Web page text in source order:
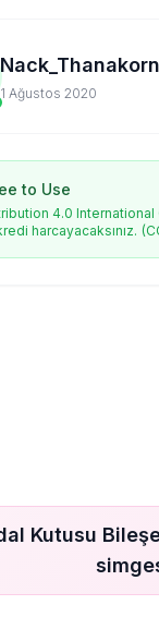
1 Ağustos 2020
to Use
4.0 International
harcayacaksınız.
Kutusu